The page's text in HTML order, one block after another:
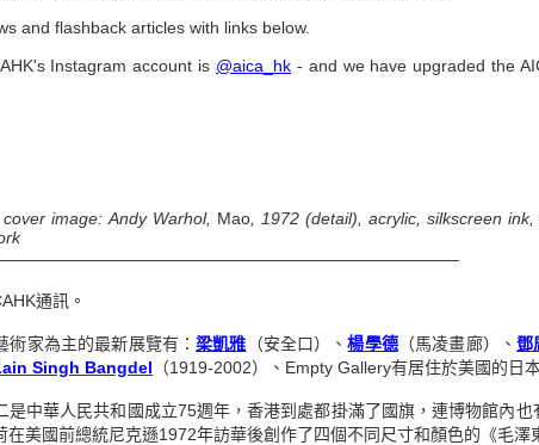
and flashback articles with links below.
Instagram account is @aica_hk - and we have upgraded the
image: Andy Warhol, Mao, 1972 (detail), acrylic, silkscreen
通訊。
術家為主的最新展覽有：梁凱雅 （安全口）、楊學德（馬凌畫廊）、 鄧
Singh Bangdel （1919-2002）、Empty Gallery有居住於美國的日
是中華人民共和國成立75週年，香港到處都掛滿了國旗，連博物館內
在美國前總統尼克遜1972年訪華後創作了四個不同尺寸和顏色的《毛